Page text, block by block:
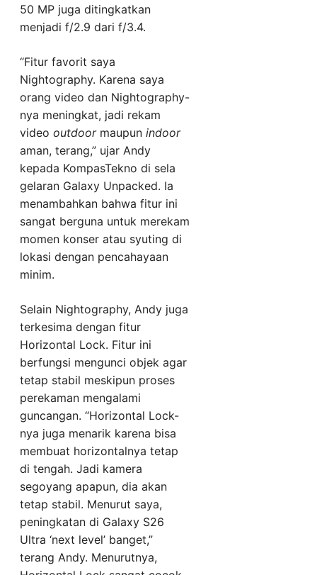
50 MP juga ditingkatkan
menjadi f/2.9 dari f/3.4.
“Fitur favorit saya
Nightography. Karena saya
orang video dan Nightography-
nya meningkat, jadi rekam
video outdoormaupun indoor
aman, terang,” ujar Andy
kepada KompasTekno di sela
gelaran Galaxy Unpacked. Ia
menambahkan bahwa fitur ini
sangat berguna untuk merekam
momen konser atau syuting di
lokasi dengan pencahayaan
minim.
Selain Nightography, Andy juga
terkesima dengan fitur
Horizontal Lock. Fitur ini
berfungsi mengunci objek agar
tetap stabil meskipun proses
perekaman mengalami
guncangan. “Horizontal Lock-
nya juga menarik karena bisa
membuat horizontalnya tetap
di tengah. Jadi kamera
segoyang apapun, dia akan
tetap stabil. Menurut saya,
peningkatan di Galaxy S26
Ultra ‘next level’ banget,”
terang Andy. Menurutnya,